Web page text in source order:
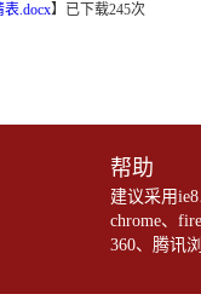
.docx】 已下载245次
帮助
建议采用
chrome、
360、腾讯